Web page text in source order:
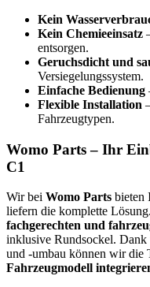
Kein
Kein Chemieeinsatz
entsorgen.
Geruchsdicht und
Versiegelungssystem.
Einfache Bedienung
Flexible Installation
Fahrzeugtypen.
Womo Parts – Ihr
C1
Wir bei Womo Parts bieten
liefern die komplette
fachgerechten und
inklusive Rundsockel. Dank
und -umbau können wir die
Fahrzeugmodell